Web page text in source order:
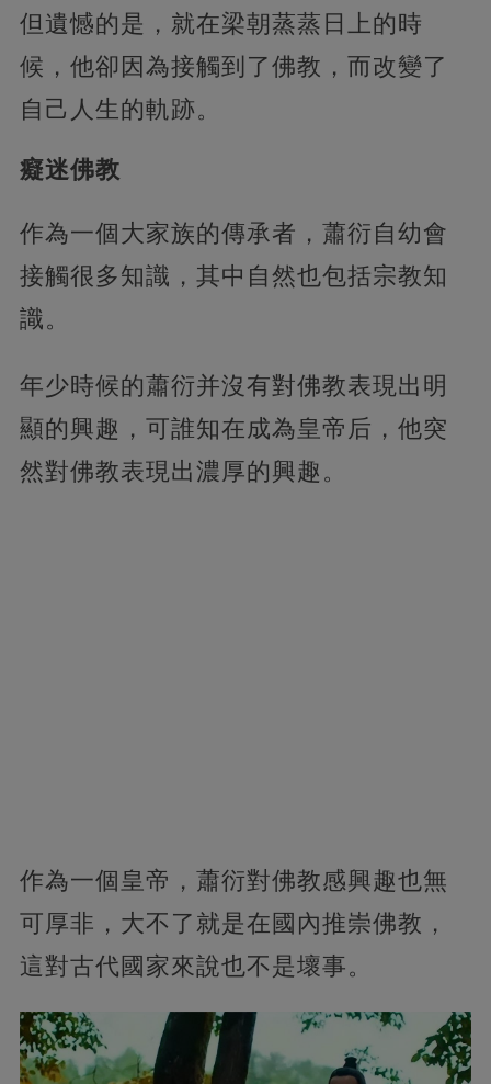
但遺憾的是，就在梁朝蒸蒸日上的時
候，他卻因為接觸到了佛教，而改變了
自己人生的軌跡。
癡迷佛教
作為一個大家族的傳承者，蕭衍自幼會
接觸很多知識，其中自然也包括宗教知
識。
年少時候的蕭衍并沒有對佛教表現出明
顯的興趣，可誰知在成為皇帝后，他突
然對佛教表現出濃厚的興趣。
作為一個皇帝，蕭衍對佛教感興趣也無
可厚非，大不了就是在國內推崇佛教，
這對古代國家來說也不是壞事。